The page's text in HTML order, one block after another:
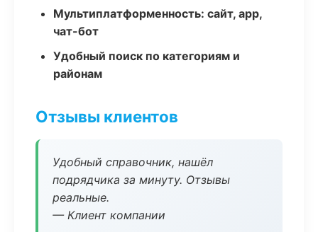
Мультиплатформенность: сайт, app,
чат-бот
Удобный поиск по категориям и
районам
Отзывы клиентов
Удобный справочник, нашёл
подрядчика за минуту. Отзывы
реальные.
— Клиент компании